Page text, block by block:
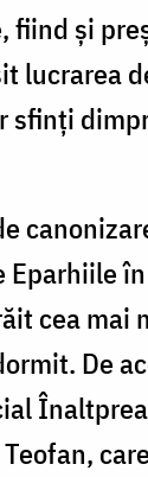
fiind și
lucrarea
sfinți
Eparhiile
cea mai
De